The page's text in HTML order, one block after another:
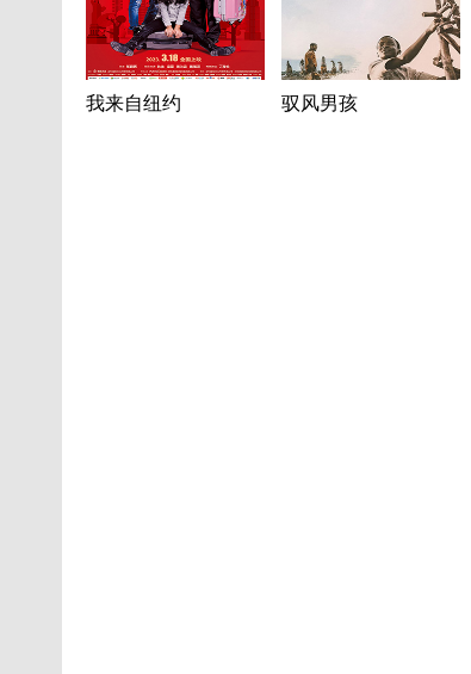
我来自纽约 驭风男孩